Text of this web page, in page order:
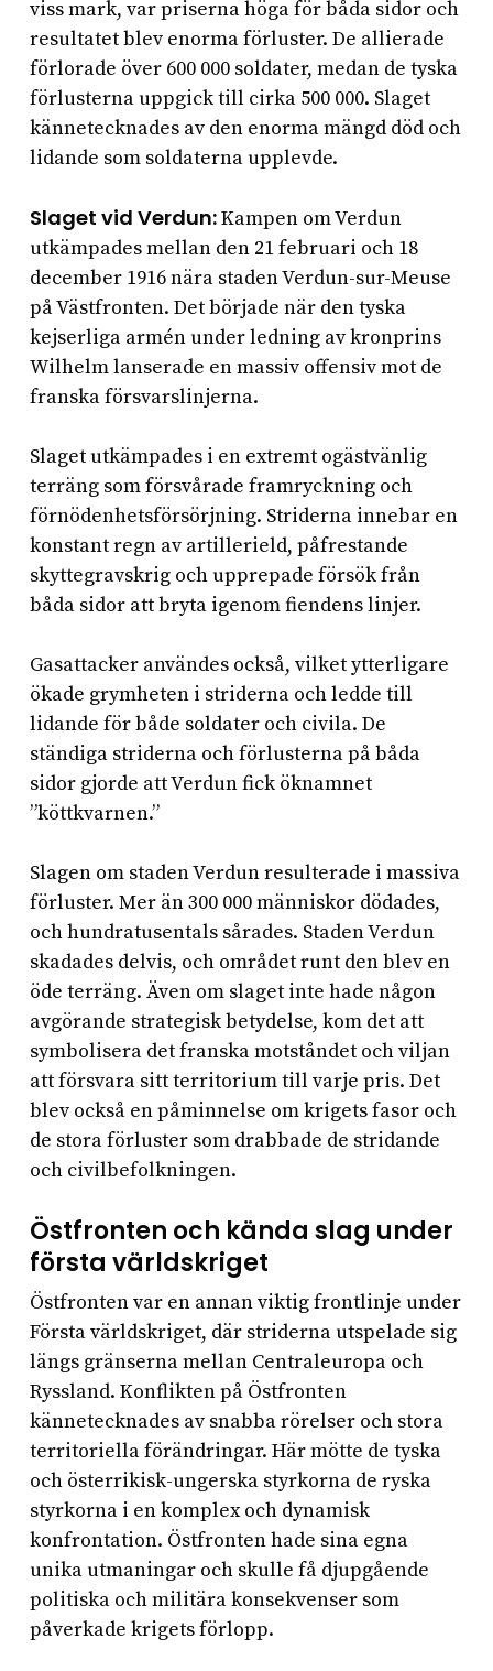
viss mark, var priserna höga för båda sidor och
resultatet blev enorma förluster. De allierade
förlorade över 600 000 soldater, medan de tyska
förlusterna uppgick till cirka 500 000. Slaget
kännetecknades av den enorma mängd död och
lidande som soldaterna upplevde.
Slaget vid Verdun:Kampen om Verdun
utkämpades mellan den 21 februari och 18
december 1916 nära staden Verdun-sur-Meuse
på Västfronten. Det började när den tyska
kejserliga armén under ledning av kronprins
Wilhelm lanserade en massiv offensiv mot de
franska försvarslinjerna.
Slaget utkämpades i en extremt ogästvänlig
terräng som försvårade framryckning och
förnödenhetsförsörjning. Striderna innebar en
konstant regn av artillerield, påfrestande
skyttegravskrig och upprepade försök från
båda sidor att bryta igenom fiendens linjer.
Gasattacker användes också, vilket ytterligare
ökade grymheten i striderna och ledde till
lidande för både soldater och civila. De
ständiga striderna och förlusterna på båda
sidor gjorde att Verdun fick öknamnet
”köttkvarnen.”
Slagen om staden Verdun resulterade i massiva
förluster. Mer än 300 000 människor dödades,
och hundratusentals sårades. Staden Verdun
skadades delvis, och området runt den blev en
öde terräng. Även om slaget inte hade någon
avgörande strategisk betydelse, kom det att
symbolisera det franska motståndet och viljan
att försvara sitt territorium till varje pris. Det
blev också en påminnelse om krigets fasor och
de stora förluster som drabbade de stridande
och civilbefolkningen.
Östfronten och kända slag under
första världskriget
Östfronten var en annan viktig frontlinje under
Första världskriget, där striderna utspelade sig
längs gränserna mellan Centraleuropa och
Ryssland. Konflikten på Östfronten
kännetecknades av snabba rörelser och stora
territoriella förändringar. Här mötte de tyska
och österrikisk-ungerska styrkorna de ryska
styrkorna i en komplex och dynamisk
konfrontation. Östfronten hade sina egna
unika utmaningar och skulle få djupgående
politiska och militära konsekvenser som
påverkade krigets förlopp.